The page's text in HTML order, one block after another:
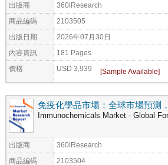
出版商 360iResearch
商品編碼 2103505
出版日期 2026年07月30日
內容資訊 181 Pages
價格 USD 3,939
免疫化學品市場：全球市場預測
Immunochemicals Market - Global
出版商 360iResearch
商品編碼 2103504